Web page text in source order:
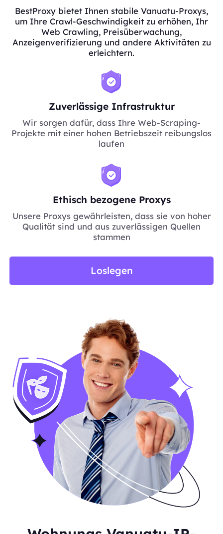
BestProxy bietet Ihnen stabile Vanuatu-Proxys,
um Ihre Crawl-Geschwindigkeit zu erhöhen, Ihr
Web Crawling, Preisüberwachung,
Anzeigenverifizierung und andere Aktivitäten zu
erleichtern.
Zuverlässige Infrastruktur
Wir sorgen dafür, dass Ihre Web-Scraping-
Projekte mit einer hohen Betriebszeit reibungslos
laufen
Ethisch bezogene Proxys
Unsere Proxys gewährleisten, dass sie von hoher
Qualität sind und aus zuverlässigen Quellen
stammen
Loslegen